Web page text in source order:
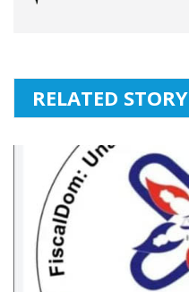
RELATED STORY